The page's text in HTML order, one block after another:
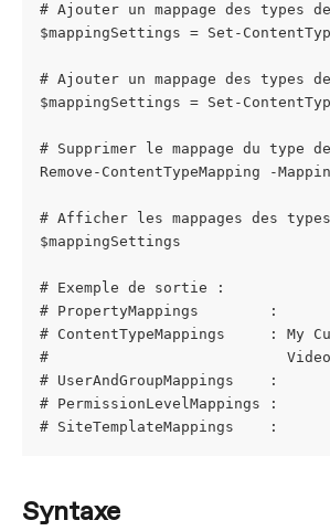
# Ajouter un mappage des types
$mappingSettings = Set-
# Ajouter un mappage des types
$mappingSettings = Set-
# Supprimer le mappage du type
Remove-ContentTypeMapping -
# Afficher les mappages des
$mappingSettings
# Exemple de sortie :
# PropertyMappings        :
# ContentTypeMappings     : My
#
# UserAndGroupMappings    :
# PermissionLevelMappings :
# SiteTemplateMappings    :
Syntaxe